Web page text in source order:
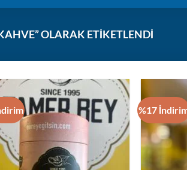
OLARAK ETIKETLENDI
%17